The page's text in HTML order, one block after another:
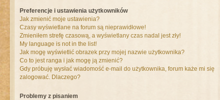
Preferencje i ustawienia użytkowników
Jak zmienić moje ustawienia?
Czasy wyświetlane na forum są nieprawidłowe!
Zmieniłem strefę czasową, a wyświetlany czas nadal jest zły!
My language is not in the list!
Jak mogę wyświetlić obrazek przy mojej nazwie użytkownika?
Co to jest ranga i jak mogę ją zmienić?
Gdy próbuję wysłać wiadomość e-mail do użytkownika, forum każe mi się
zalogować. Dlaczego?
Problemy z pisaniem